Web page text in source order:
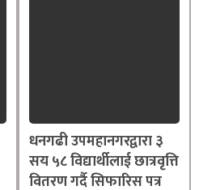
धनगढी उपमहानगरद्वारा ३
सय ५८ विद्यार्थीलाई छात्रवृत्ति
वितरण गर्दै सिफारिस पत्र